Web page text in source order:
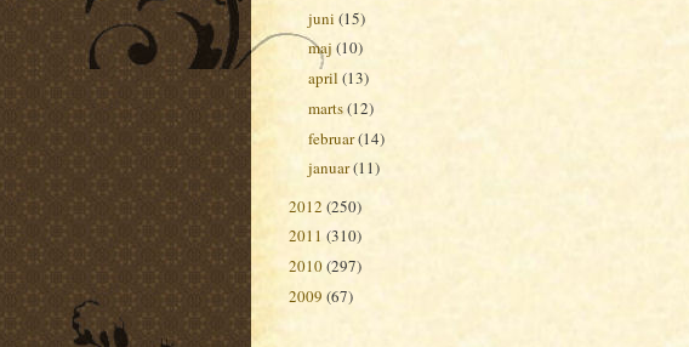
juni (15)
maj (10)
april (13)
marts(12)
februar(14)
januar(11)
2012 (250)
2011 (310)
► 2010(297)
2009 (67)